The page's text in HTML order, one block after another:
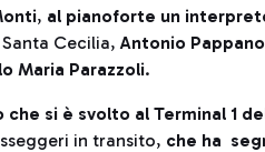
, al pianoforte un
Cecilia, Antonio Pappano
Maria Parazzoli.
si è svolto al Terminal 1
in transito, che ha